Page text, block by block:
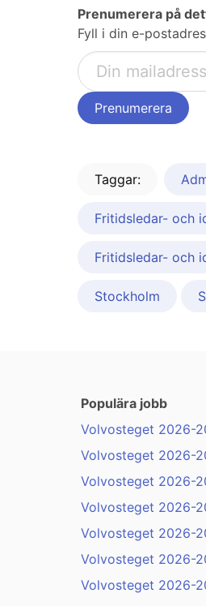
Prenumerera på
Fyll i din e-
Taggar:
Fritidsledar- och
Fritidsledar- och
Stockholm
Populära jobb
Volvosteget 2026-
Volvosteget 2026-
Volvosteget 2026-
Volvosteget 2026-
Volvosteget 2026-
Volvosteget 2026-
Volvosteget 2026-